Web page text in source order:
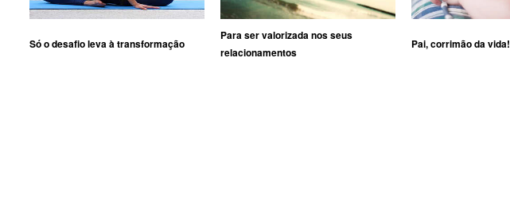
Só o desafio leva à transformação
Para ser valorizada nos seus
relacionamentos
Pai, corrimão da vida!